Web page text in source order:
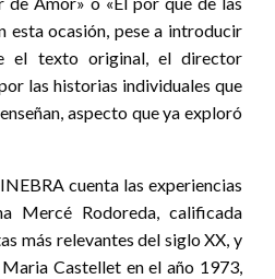
esta ocasión, pese a introducir
el texto original, el director
las historias individuales que
aspecto que ya exploró
cuenta las experiencias
Mercé Rodoreda, calificada
más relevantes del siglo XX, y
Castellet en el año 1973,